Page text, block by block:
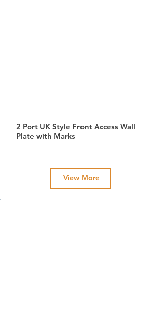
View More
2 Port UK Style Front Access Wall
Plate with Marks